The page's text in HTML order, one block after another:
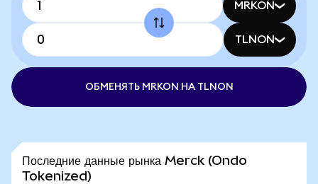
MRKON
TLNON
ОБМЕНЯТЬ MRKON НА TLNON
Последние данные рынка Merck (Ondo
Tokenized)